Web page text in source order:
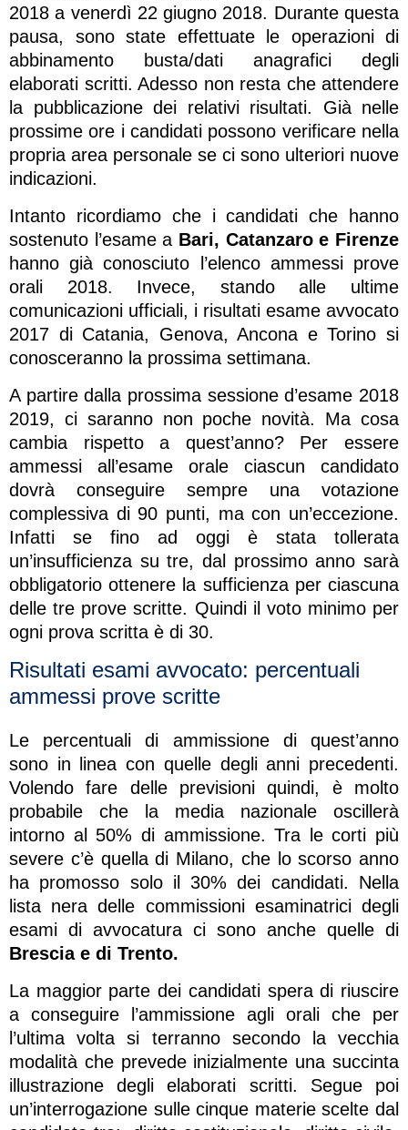
2018 a venerdì 22 giugno 2018. Durante questa
pausa, sono state effettuate le operazioni di
abbinamento busta/dati anagrafici degli
elaborati scritti. Adesso non resta che attendere
la pubblicazione dei relativi risultati. Già nelle
prossime ore i candidati possono verificare nella
propria area personale se ci sono ulteriori nuove
indicazioni.
Intanto ricordiamo che i candidati che hanno
sostenuto l’esame a Bari, Catanzaro e Firenze
hanno già conosciuto l’elenco ammessi prove
orali 2018. Invece, stando alle ultime
comunicazioni ufficiali, i risultati esame avvocato
2017 di Catania, Genova, Ancona e Torino si
conosceranno la prossima settimana.
A partire dalla prossima sessione d’esame 2018
2019, ci saranno non poche novità. Ma cosa
cambia rispetto a quest’anno? Per essere
ammessi all’esame orale ciascun candidato
dovrà conseguire sempre una votazione
complessiva di 90 punti, ma con un’eccezione.
Infatti se fino ad oggi è stata tollerata
un’insufficienza su tre, dal prossimo anno sarà
obbligatorio ottenere la sufficienza per ciascuna
delle tre prove scritte. Quindi il voto minimo per
ogni prova scritta è di 30.
Risultati esami avvocato: percentuali
ammessi prove scritte
Le percentuali di ammissione di quest’anno
sono in linea con quelle degli anni precedenti.
Volendo fare delle previsioni quindi, è molto
probabile che la media nazionale oscillerà
intorno al 50% di ammissione. Tra le corti più
severe c’è quella di Milano, che lo scorso anno
ha promosso solo il 30% dei candidati. Nella
lista nera delle commissioni esaminatrici degli
esami di avvocatura ci sono anche quelle di
Brescia e di Trento.
La maggior parte dei candidati spera di riuscire
a conseguire l’ammissione agli orali che per
l’ultima volta si terranno secondo la vecchia
modalità che prevede inizialmente una succinta
illustrazione degli elaborati scritti. Segue poi
un’interrogazione sulle cinque materie scelte dal